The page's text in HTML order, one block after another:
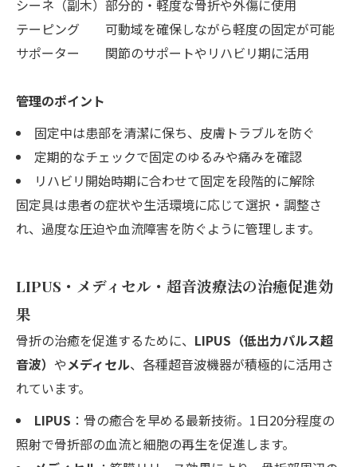
シーネ（副木） 部分的・軽度な骨折や外傷に使用
テーピング
可動域を確保しながら軽度の固定が可能
サポーター
関節のサポートやリハビリ期に活用
管理のポイント
固定中は患部を清潔に保ち、皮膚トラブルを防ぐ
定期的なチェックで固定のゆるみや痛みを確認
リハビリ開始時期に合わせて固定を段階的に解除
固定具は患者の症状や生活環境に応じて選択・調整さ
れ、過度な圧迫や血流障害を防ぐように管理します。
LIPUS・メディセル・超音波療法の治癒促進効
果
骨折の治癒を促進するために、 LIPUS（低出力パルス超
音波） やメディセル、各種超音波機器が積極的に活用さ
れています。
LIPUS ：骨の癒合を早める最新技術。1日20分程度の
照射で骨折部の血流と細胞の再生を促進します。